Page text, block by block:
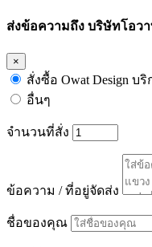
ส่งข้อความถึง บริษัทโอว
×
สั่งซื้อ Owat Design
อื่นๆ
จำนวนที่สั่ง
ข้อความ / ที่อยู่จัดส่ง
ชื่อของคุณ